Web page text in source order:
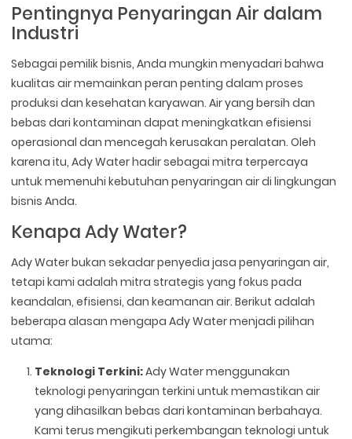
Pentingnya Penyaringan Air dalam
Industri
Sebagai pemilik bisnis, Anda mungkin menyadari bahwa
kualitas air memainkan peran penting dalam proses
produksi dan kesehatan karyawan. Air yang bersih dan
bebas dari kontaminan dapat meningkatkan efisiensi
operasional dan mencegah kerusakan peralatan. Oleh
karena itu, Ady Water hadir sebagai mitra terpercaya
untuk memenuhi kebutuhan penyaringan air di lingkungan
bisnis Anda.
Kenapa Ady Water?
Ady Water bukan sekadar penyedia jasa penyaringan air,
tetapi kami adalah mitra strategis yang fokus pada
keandalan, efisiensi, dan keamanan air. Berikut adalah
beberapa alasan mengapa Ady Water menjadi pilihan
utama:
Teknologi Terkini:Ady Water menggunakan
teknologi penyaringan terkini untuk memastikan air
yang dihasilkan bebas dari kontaminan berbahaya.
Kami terus mengikuti perkembangan teknologi untuk